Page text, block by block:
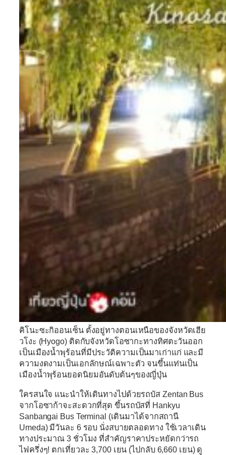
คิโนะซะกิออนเซ็นตั้งอยู่ทางตอนเหนือของจังหวัดเฮีย
วโงะ (Hyogo) ติดกับจังหวัดโอซากะทางทิศตะวันออก
เป็นเมืองน้ำพุร้อนที่มีประวัติความเป็นมาเก่าแก่ และมี
ความงดงามเป็นเอกลักษณ์เฉพาะตัว จนขึ้นแท่นเป็น
เมืองน้ำพุร้อนยอดนิยมอันดับต้นๆของญี่ปุ่น
ใครสนใจ แนะนำให้เดินทางไปด้วยรถบัส Zentan Bus
จากโอซาก้าจะสะดวกที่สุด ขึ้นรถบัสที่ Hankyu
Sanbangai Bus Terminal (เดินมาได้จากสถานี
Umeda) มีวันละ 6 รอบ นั่งสบายตลอดทาง ใช้เวลาเดิน
ทางประมาณ 3 ชั่วโมง ที่สำคัญราคาประหยัดกว่ารถ
ไฟครึ่งๆ! ตกเที่ยวละ 3,700 เยน (ไปกลับ 6,660 เยน) ดู